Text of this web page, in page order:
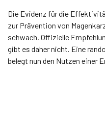
Die Evidenz für die
zur Prävention von
schwach. Offizielle
gibt es daher nicht. Eine
belegt nun den Nutzen einer